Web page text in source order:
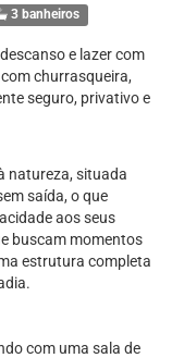
3 banheiros
e lazer com
churrasqueira,
seguro, privativo e
natureza, situada
saída, o que
aos seus
buscam momentos
estrutura completa
com uma sala de